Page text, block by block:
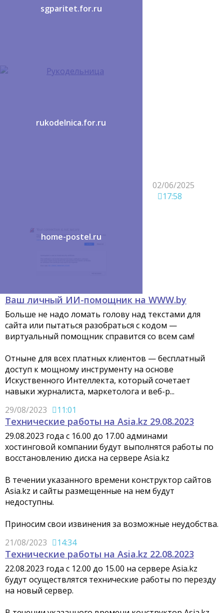
sgparitet.for.ru
rukodelnica.for.ru
home-postel.ru
02/06/2025
17:58
Ваш личный ИИ-помощник на WWW.by
Больше не надо ломать голову над текстами для
сайта или пытаться разобраться с кодом —
виртуальный помощник справится со всем сам!
Отныне для всех платных клиентов — бесплатный
доступ к мощному инструменту на основе
Искуственного Интеллекта, который сочетает
навыки журналиста, маркетолога и веб-р...
29/08/2023
11:01
Технические работы на Asia.kz 29.08.2023
29.08.2023 года с 16.00 до 17.00 админами
хостинговой компании будут выполнятся работы по
восстановлению диска на сервере Asia.kz
В течении указанного времени конструктор сайтов
Asia.kz и сайты размещенные на нем будут
недоступны.
Приносим свои извинения за возможные неудобства.
21/08/2023
14:34
Технические работы на Asia.kz 22.08.2023
22.08.2023 года с 12.00 до 15.00 на сервере Asia.kz
будут осуществлятся технические работы по перезду
на новый сервер.